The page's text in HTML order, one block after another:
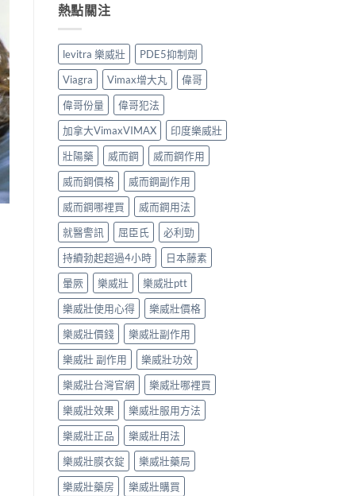
熱點關注
levitra 樂威壯
PDE5抑制劑
Viagra
Vimax增大丸
偉哥
偉哥份量
偉哥犯法
加拿大VimaxVIMAX
印度樂威壯
壯陽藥
威而鋼
威而鋼作用
威而鋼價格
威而鋼副作用
威而鋼哪裡買
威而鋼用法
就醫警訊
屈臣氏
必利勁
持續勃起超過4小時
日本藤素
暈厥
樂威壯
樂威壯ptt
樂威壯使用心得
樂威壯價格
樂威壯價錢
樂威壯副作用
樂威壯 副作用
樂威壯功效
樂威壯台灣官網
樂威壯哪裡買
樂威壯效果
樂威壯服用方法
樂威壯正品
樂威壯用法
樂威壯膜衣錠
樂威壯藥局
樂威壯藥房
樂威壯購買